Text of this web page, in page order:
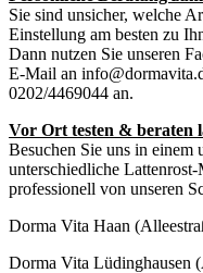
Sie sind unsicher, welche
Einstellung am besten zu
Dann nutzen Sie unseren
E-Mail an
0202/4469044 an.
Vor Ort testen & beraten
Besuchen Sie uns in einem
unterschiedliche
professionell von unseren
Dorma Vita Haan
Dorma Vita Lüdinghausen